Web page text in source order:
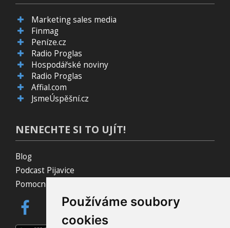
Používáme soubory
cookies
Marketing sales media
Finmag
Peníze.cz
Radio Proglas
Hospodářské noviny
Radio Proglas
Affial.com
JsmeÚspěšní.cz
NENECHTE SI TO UJÍT!
Blog
Podcast Pijavice
Pomocník do prohlížeče